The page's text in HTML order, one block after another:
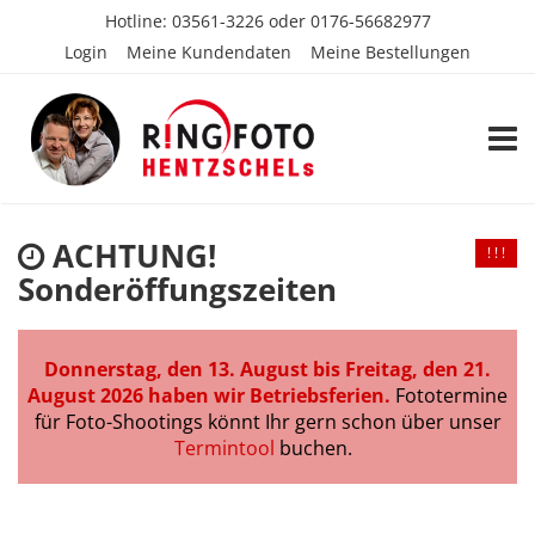
Hotline: 03561-3226oder 0176-56682977
Login
Meine Kundendaten Meine Bestellungen
ACHTUNG!
Sonderöffungszeiten
Donnerstag, den 13. August bis Freitag, den 21.
August 2026 haben wir Betriebsferien. Fototermine
für Foto-Shootings könnt Ihr gern schon über unser
Termintool buchen.
! ! !